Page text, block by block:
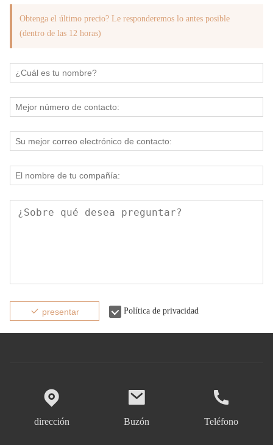
Obtenga el último precio? Le responderemos lo antes posible
(dentro de las 12 horas)
presentar Política de privacidad
dirección Buzón Teléfono